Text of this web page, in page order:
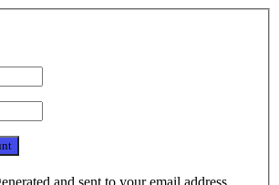
and sent to your email address.